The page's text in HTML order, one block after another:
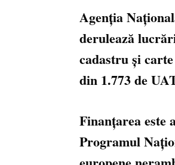
Agenția
derulează
cadastru și
din 1.773 de
Finanțarea
Programul